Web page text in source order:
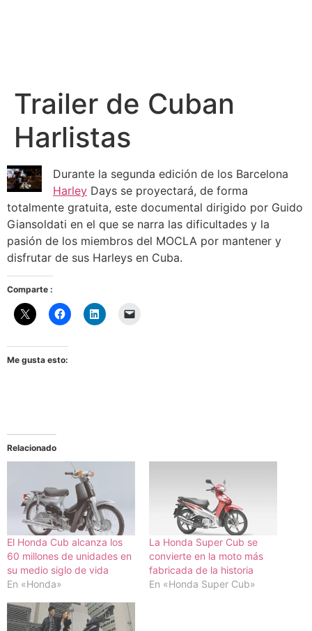
Trailer de Cuban
Harlistas
Durante la segunda edición de los Barcelona
Harley Days se proyectará, de forma
totalmente gratuita, este documental dirigido por Guido
Giansoldati en el que se narra las dificultades y la
pasión de los miembros del MOCLA por mantener y
disfrutar de sus Harleys en Cuba.
Comparte :
Me gusta esto:
Relacionado
El Honda Cub alcanza los
60 millones de unidades en
su medio siglo de vida
En «Honda»
La Honda Super Cub se
convierte en la moto más
fabricada de la historia
En «Honda Super Cub»